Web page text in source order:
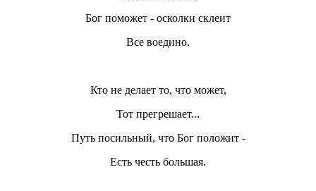
Бог поможет - осколки склеит
Все воедино.
Кто не делает то, что может,
Тот прегрешает...
Путь посильный, что Бог положит -
Есть честь большая.